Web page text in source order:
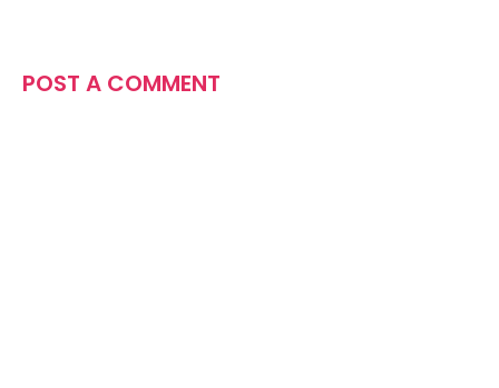
POST A COMMENT